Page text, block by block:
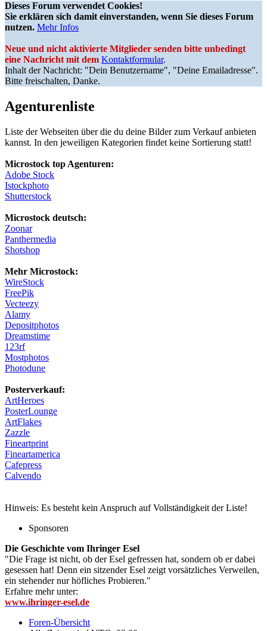
Dieses Forum verwendet Cookies!
Sie erklären sich damit einverstanden, wenn Sie dieses Forum
nutzen. Mehr Infos
Neue und nicht aktivierte Mitglieder senden bitte unbedingt
eine Nachricht mit dem Kontaktformular.
Inhalt der Nachricht: "Dein Benutzername", "Deine Emailadresse".
Bitte freischalten, Danke.
Agenturenliste
Liste der Webseiten über die du deine Bilder zum Verkauf anbieten
kannst. In den jeweiligen Kategorien findet keine Sortierung statt!
Microstock top Agenturen:
Adobe Stock
Istockphoto
Shutterstock
Microstock deutsch:
Zoonar
Panthermedia
Shotshop
Mehr Microstock:
WireStock
FreePik
Vecteezy
Alamy
Depositphotos
Dreamstime
123rf
Mostphotos
Photodune
Posterverkauf:
ArtHeroes
PosterLounge
ArtFlakes
Zazzle
Fineartprint
Fineartamerica
Cafepress
Calvendo
Hinweis: Es besteht kein Anspruch auf Vollständigkeit der Liste!
Sponsoren
Die Geschichte vom Ihringer Esel
"Die Frage ist nicht, ob der Esel gefressen hat, sondern ob er dabei
gesessen hat! Denn ein sitzender Esel zeigt vorsätzliches Verweilen,
ein stehender nur höfliches Probieren."
Erfahre mehr unter:
www.ihringer-esel.de
Foren-Übersicht